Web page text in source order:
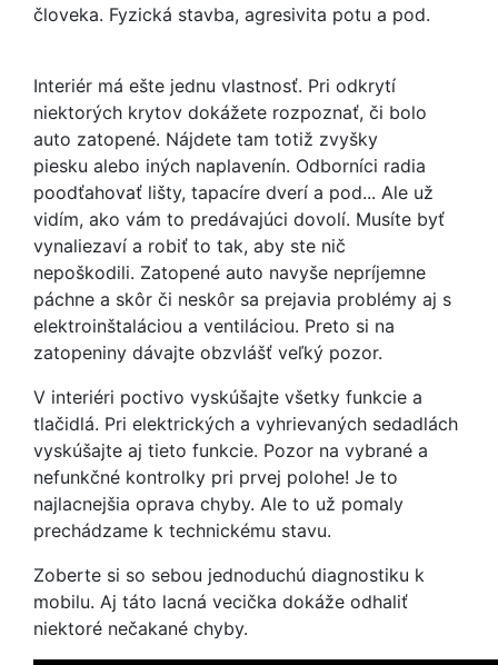
človeka. Fyzická stavba, agresivita potu a pod.
Interiér má ešte jednu vlastnosť. Pri odkrytí
niektorých krytov dokážete rozpoznať, či bolo
auto zatopené. Nájdete tam totiž zvyšky
piesku alebo iných naplavenín. Odborníci radia
poodťahovať lišty, tapacíre dverí a pod... Ale už
vidím, ako vám to predávajúci dovolí. Musíte byť
vynaliezaví a robiť to tak, aby ste nič
nepoškodili. Zatopené auto navyše nepríjemne
páchne a skôr či neskôr sa prejavia problémy aj s
elektroinštaláciou a ventiláciou. Preto si na
zatopeniny dávajte obzvlášť veľký pozor.
V interiéri poctivo vyskúšajte všetky funkcie a
tlačidlá. Pri elektrických a vyhrievaných sedadlách
vyskúšajte aj tieto funkcie. Pozor na vybrané a
nefunkčné kontrolky pri prvej polohe! Je to
najlacnejšia oprava chyby. Ale to už pomaly
prechádzame k technickému stavu.
Zoberte si so sebou jednoduchú diagnostiku k
mobilu. Aj táto lacná vecička dokáže odhaliť
niektoré nečakané chyby.